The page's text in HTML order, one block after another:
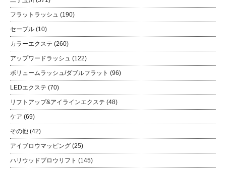
フラットラッシュ (190)
セーブル (10)
カラーエクステ (260)
アップワードラッシュ (122)
ボリュームラッシュ/ダブルフラット (96)
LEDエクステ (70)
リフトアップ&アイラインエクステ (48)
ケア (69)
その他 (42)
アイブロウマッピング (25)
ハリウッドブロウリフト (145)